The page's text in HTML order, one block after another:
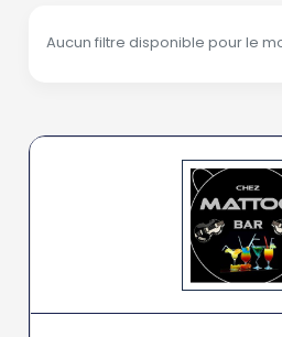
Aucun filtre disponible pour le